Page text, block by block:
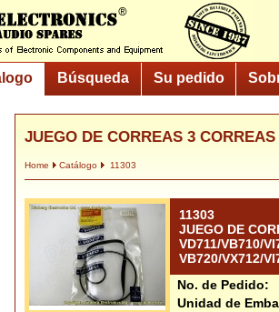
Búsqueda Su pedido
JUEGO DE CORREAS 3
Home Catálogo 11303
11303
JUEGO DE
VD711/VB710/
VB720/VX712/
No. de Pedido:
Unidad de